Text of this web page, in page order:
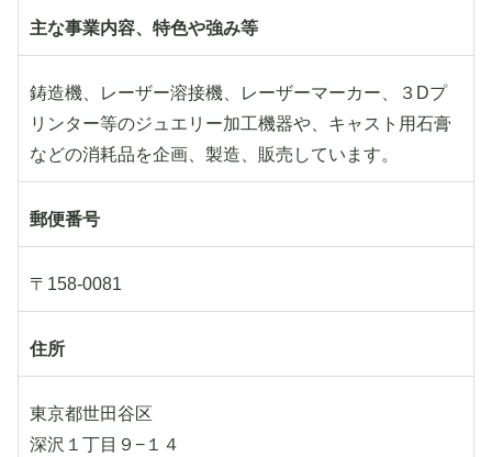
主な事業内容、特色や強み等
鋳造機、レーザー溶接機、レーザーマーカー、３Dプ
リンター等のジュエリー加工機器や、キャスト用石膏
などの消耗品を企画、製造、販売しています。
郵便番号
〒158-0081
住所
東京都世田谷区
深沢１丁目９−１４